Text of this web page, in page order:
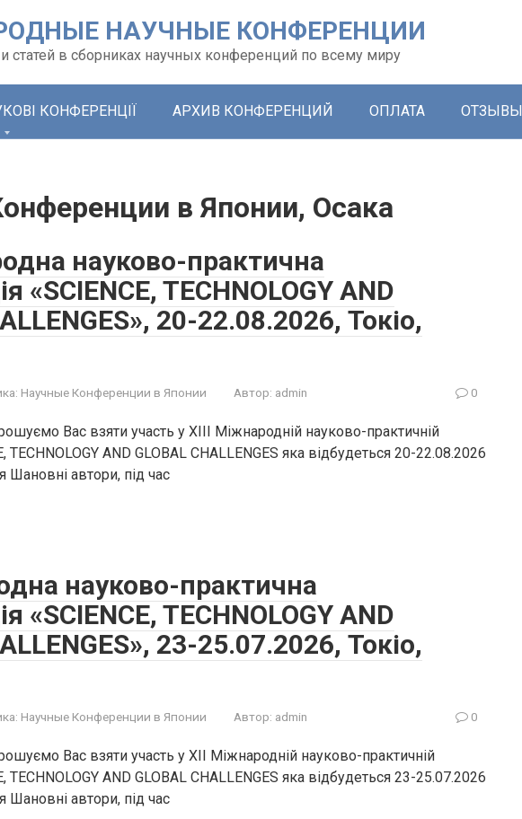
НАУЧНЫЕ КОНФЕРЕНЦИИ
статей в сборниках научных конференций по всему миру
КОНФЕРЕНЦІЇ АРХИВ КОНФЕРЕНЦИЙ ОПЛАТА ОТЗЫВЫ
в Японии, Осака
науково-практична
«SCIENCE, TECHNOLOGY AND
20-22.08.2026, Токіо,
Научные Конференции в Японии Автор: admin 0
Вас взяти участь у XIII Міжнародній науково-практичній
TECHNOLOGY AND GLOBAL CHALLENGES яка відбудеться 20-22.08.2026
Шановні автори, під час
науково-практична
«SCIENCE, TECHNOLOGY AND
23-25.07.2026, Токіо,
Научные Конференции в Японии Автор: admin 0
Вас взяти участь у XII Міжнародній науково-практичній
TECHNOLOGY AND GLOBAL CHALLENGES яка відбудеться 23-25.07.2026
Шановні автори, під час